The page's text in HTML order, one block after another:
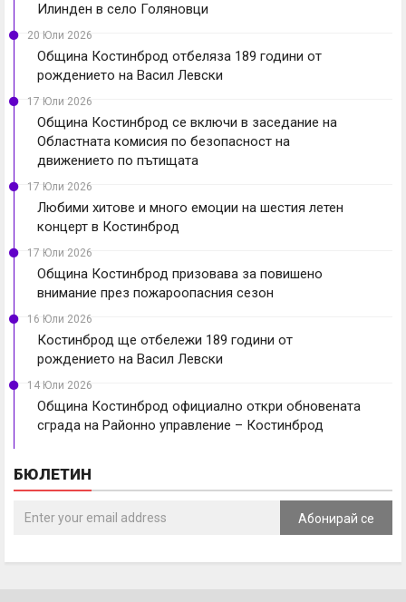
Илинден в село Голяновци
20 Юли 2026
Община Костинброд отбеляза 189 години от
рождението на Васил Левски
17 Юли 2026
Община Костинброд се включи в заседание на
Областната комисия по безопасност на
движението по пътищата
17 Юли 2026
Любими хитове и много емоции на шестия летен
концерт в Костинброд
17 Юли 2026
Община Костинброд призовава за повишено
внимание през пожароопасния сезон
16 Юли 2026
Костинброд ще отбележи 189 години от
рождението на Васил Левски
14 Юли 2026
Община Костинброд официално откри обновената
сграда на Районно управление – Костинброд
БЮЛЕТИН
Абонирай се